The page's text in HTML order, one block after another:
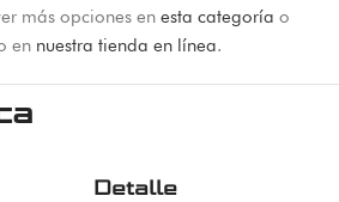
más opciones en esta categoría o
en nuestra tienda en línea.
Detalle